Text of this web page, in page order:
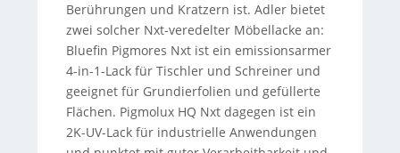
Berührungen und Kratzern ist. Adler bietet
zwei solcher Nxt-veredelter Möbellacke an:
Bluefin Pigmores Nxt ist ein emissionsarmer
4-in-1-Lack für Tischler und Schreiner und
geeignet für Grundierfolien und gefüllerte
Flächen. Pigmolux HQ Nxt dagegen ist ein
2K-UV-Lack für industrielle Anwendungen